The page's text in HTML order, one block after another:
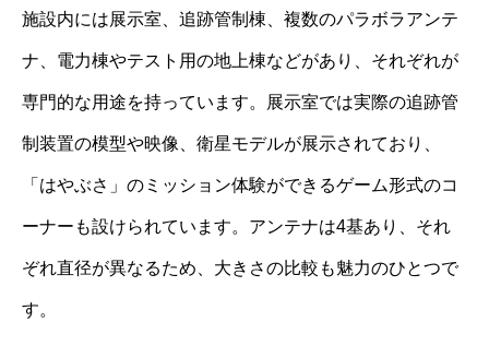
施設内には展示室、追跡管制棟、複数のパラボラアンテ
ナ、電力棟やテスト用の地上棟などがあり、それぞれが
専門的な用途を持っています。展示室では実際の追跡管
制装置の模型や映像、衛星モデルが展示されており、
「はやぶさ」のミッション体験ができるゲーム形式のコ
ーナーも設けられています。アンテナは4基あり、それ
ぞれ直径が異なるため、大きさの比較も魅力のひとつで
す。